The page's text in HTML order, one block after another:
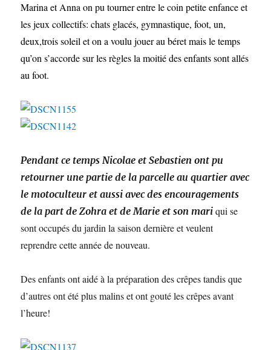
Marina et Anna on pu tourner entre le coin petite enfance et
les jeux collectifs: chats glacés, gymnastique, foot, un,
deux,trois soleil et on a voulu jouer au béret mais le temps
qu’on s’accorde sur les règles la moitié des enfants sont allés
au foot.
Pendant ce temps Nicolae et Sebastien ont pu
retourner une partie de la parcelle au quartier avec
le motoculteur et aussi avec des encouragements
de la part de Zohra et de Marie et son mari qui se
sont occupés du jardin la saison dernière et veulent
reprendre cette année de nouveau.
Des enfants ont aidé à la préparation des crêpes tandis que
d’autres ont été plus malins et ont gouté les crêpes avant
l’heure!